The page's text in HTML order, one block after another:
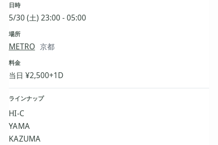
日時
5/30 (土) 23:00 - 05:00
場所
METRO 京都
料金
当日 ¥2,500+1D
ラインナップ
HI-C
YAMA
KAZUMA